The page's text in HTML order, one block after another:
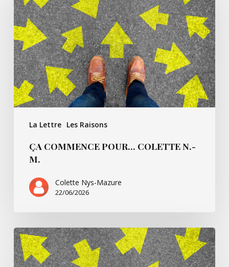
La Lettre Les Raisons
pour…
Colette
N.-
M.
ÇA COMMENCE POUR… COLETTE N.-
M.
Colette Nys-Mazure
22/06/2026
Ça
commence
pour…